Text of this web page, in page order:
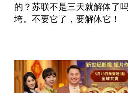
的？苏联不是三天就解体了
垮。不要它了，要解体它！